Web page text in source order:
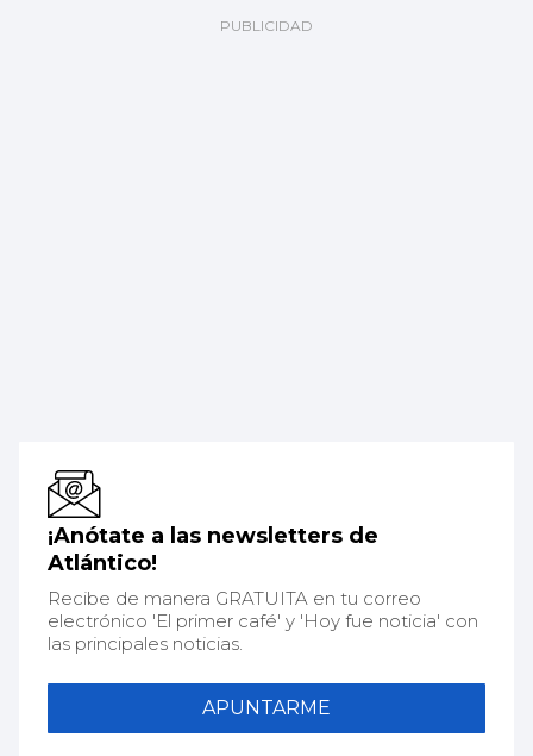
¡Anótate a las newsletters de
Atlántico!
Recibe de manera GRATUITA en tu correo
electrónico 'El primer café' y 'Hoy fue noticia' con
las principales noticias.
APUNTARME